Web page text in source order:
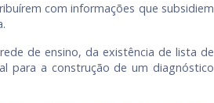
com informações que subsidiem
de ensino, da existência de lista de
para a construção de um diagnóstico